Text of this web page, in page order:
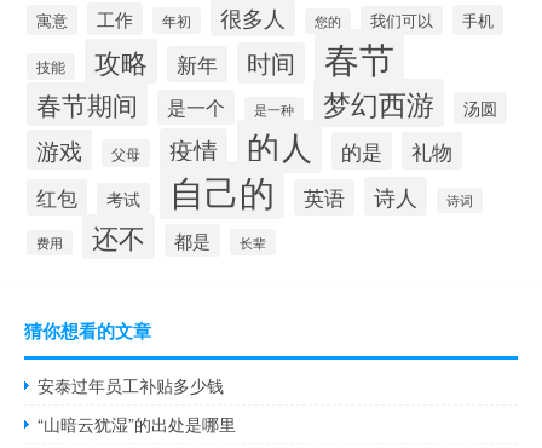
寓意 工作 年初 很多人 您的 我们可以 手机
技能 攻略 新年 时间 春节
春节期间 是一个 是一种 梦幻西游 汤圆
游戏 父母 疫情 的人 的是 礼物
红包 考试 自己的 英语 诗人 诗词
费用 还不 都是 长辈
猜你想看的文章
安泰过年员工补贴多少钱
“山暗云犹湿”的出处是哪里